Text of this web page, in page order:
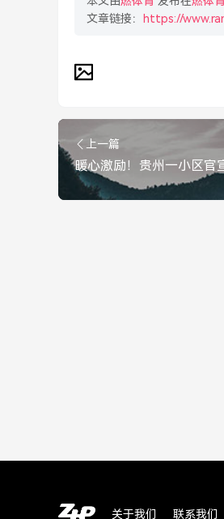
文章链接：
https://
上一篇
关于我们 联系我们